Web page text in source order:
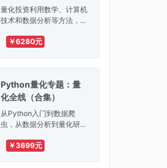
量化投资利用数学、计算机
技术和数据分析等方法，帮
律，制定有效的投资策略，
￥6280元
Python量化专题：量
化全线（合集）
从Python入门到数据爬
虫，从数据分析到量化研
现，一门课程全搞定。
￥3699元